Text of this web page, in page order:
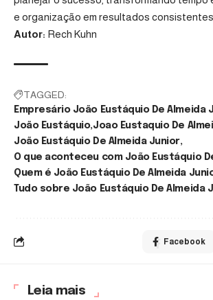
e organização em resultados consistentes.
Autor: Rech Kuhn
TAGGED:
Empresário João Eustáquio De Almeida
João Eustáquio Joao Eustaquio De
João Eustáquio De Almeida Junior
O que aconteceu com João Eustáquio
Quem é João Eustáquio De Almeida
Tudo sobre João Eustáquio De Almeida
Facebook
Leia mais